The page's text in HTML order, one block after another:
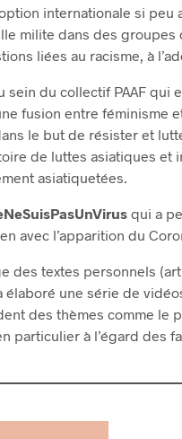
internationale si
milite dans des
liées au racisme, à
du collectif PAAF
fusion entre féminisme
le but de résister et
de luttes asiatiques
asiatiquetées.
qui a
avec l’apparition du
des textes personnels
une série de
des thèmes comme le
particulier à l’égard des